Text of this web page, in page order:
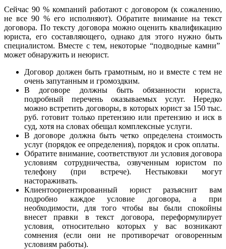
Сейчас 90 % компаний работают с договором (к сожалению,
не все 90 % его исполняют). Обратите внимание на текст
договора. По тексту договора можно оценить квалификацию
юриста, его составляющего, однако для этого нужно быть
специалистом. Вместе с тем, некоторые “подводные камни”
может обнаружить и неюрист.
Договор должен быть грамотным, но и вместе с тем не
очень запутанным и громоздким.
В договоре должны быть обязанности юриста,
подробный перечень оказываемых услуг. Нередко
можно встретить договоры, в которых юрист за 150 тыс.
руб. готовит только претензию или претензию и иск в
суд, хотя на словах обещал комплексные услуги.
В договоре должна быть четко определена стоимость
услуг (порядок ее определения), порядок и срок оплаты.
Обратите внимание, соответствуют ли условия договора
условиям сотрудничества, озвученным юристом по
телефону (при встрече). Нестыковки могут
настораживать.
Клиентоориентированный юрист разъяснит вам
подробно каждое условие договора, а при
необходимости, для того чтобы вы были спокойны
внесет правки в текст договора, переформулирует
условия, относительно которых у вас возникают
сомнения (если они не противоречат оговоренным
условиям работы).